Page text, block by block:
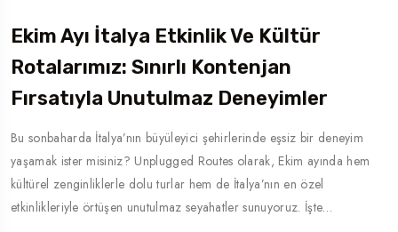
Ekim Ayı İtalya Etkinlik Ve Kültür
Rotalarımız: Sınırlı Kontenjan
Fırsatıyla Unutulmaz Deneyimler
Bu sonbaharda İtalya’nın büyüleyici şehirlerinde eşsiz bir deneyim
yaşamak ister misiniz? Unplugged Routes olarak, Ekim ayında hem
kültürel zenginliklerle dolu turlar hem de İtalya’nın en özel
etkinlikleriyle örtüşen unutulmaz seyahatler sunuyoruz. İşte…